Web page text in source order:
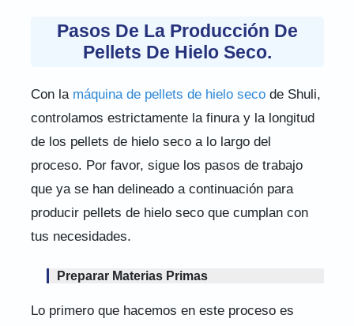
Pasos De La Producción De
Pellets De Hielo Seco.
Con la máquina de pellets de hielo secode Shuli,
controlamos estrictamente la finura y la longitud
de los pellets de hielo seco a lo largo del
proceso. Por favor, sigue los pasos de trabajo
que ya se han delineado a continuación para
producir pellets de hielo seco que cumplan con
tus necesidades.
Preparar Materias Primas
Lo primero que hacemos en este proceso es